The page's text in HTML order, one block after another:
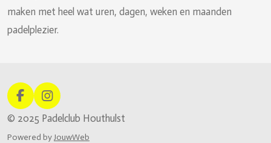
maken met heel wat uren, dagen, weken en maanden
padelplezier.
F
a
c
e
I
n
s
t
© 2025 Padelclub Houthulst
Powered byJouwWeb